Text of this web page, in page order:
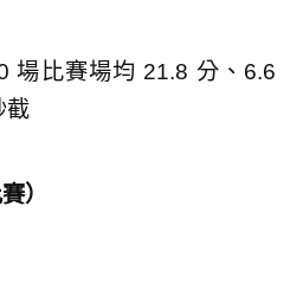
場比賽場均 21.8 分、6.6
截
）